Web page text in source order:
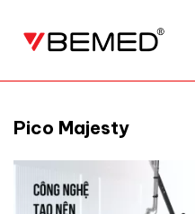
Pico Majesty